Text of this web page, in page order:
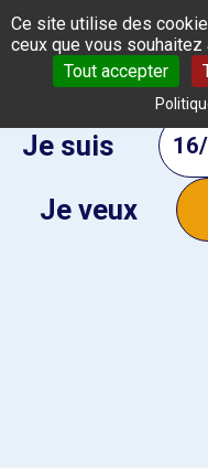
Panneau de gestion des
Ce site utilise des
ceux que vous souhaitez
Tout accepter
Je suis
Je veux